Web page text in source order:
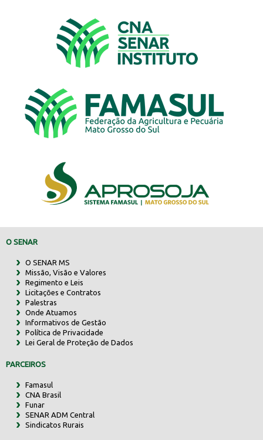
O SENAR
O SENAR MS
Missão, Visão e Valores
Regimento e Leis
Licitações e Contratos
Palestras
Onde Atuamos
Informativos de Gestão
Política de Privacidade
Lei Geral de Proteção de Dados
PARCEIROS
Famasul
CNA Brasil
Funar
SENAR ADM Central
Sindicatos Rurais